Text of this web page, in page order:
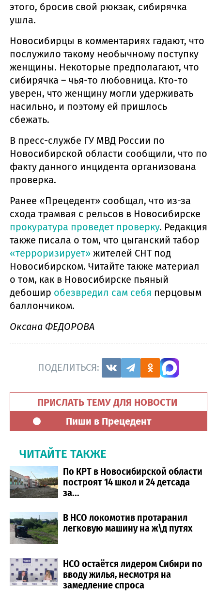
этого, бросив свой рюкзак, сибирячка
ушла.
Новосибирцы в комментариях гадают, что
послужило такому необычному поступку
женщины. Некоторые предполагают, что
сибирячка – чья-то любовница. Кто-то
уверен, что женщину могли удерживать
насильно, и поэтому ей пришлось
сбежать.
В пресс-службе ГУ МВД России по
Новосибирской области сообщили, что по
факту данного инцидента организована
проверка.
Ранее «Прецедент» сообщал, что из-за
схода трамвая с рельсов в Новосибирске
прокуратура проведет проверку. Редакция
также писала о том, что цыганский табор
«терроризирует» жителей СНТ под
Новосибирском. Читайте также материал
о том, как в Новосибирске пьяный
дебошир обезвредил сам себя перцовым
баллончиком.
Оксана ФЕДОРОВА
ПОДЕЛИТЬСЯ:
ПРИСЛАТЬ ТЕМУ ДЛЯ НОВОСТИ
Пиши в Прецедент
ЧИТАЙТЕ ТАКЖЕ
По КРТ в Новосибирской области
построят 14 школ и 24 детсада
за...
В НСО локомотив протаранил
легковую машину на ж\д путях
НСО остаётся лидером Сибири по
вводу жилья, несмотря на
замедление спроса